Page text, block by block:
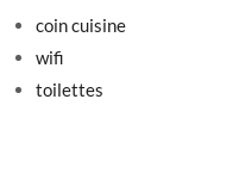
coin cuisine
wifi
toilettes